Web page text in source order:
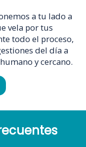
a tu lado a
vela por tus
todo el proceso,
del día a
y cercano.